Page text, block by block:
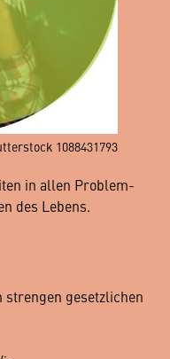
1088431793
in allen Problem-
des Lebens.
gesetzlichen